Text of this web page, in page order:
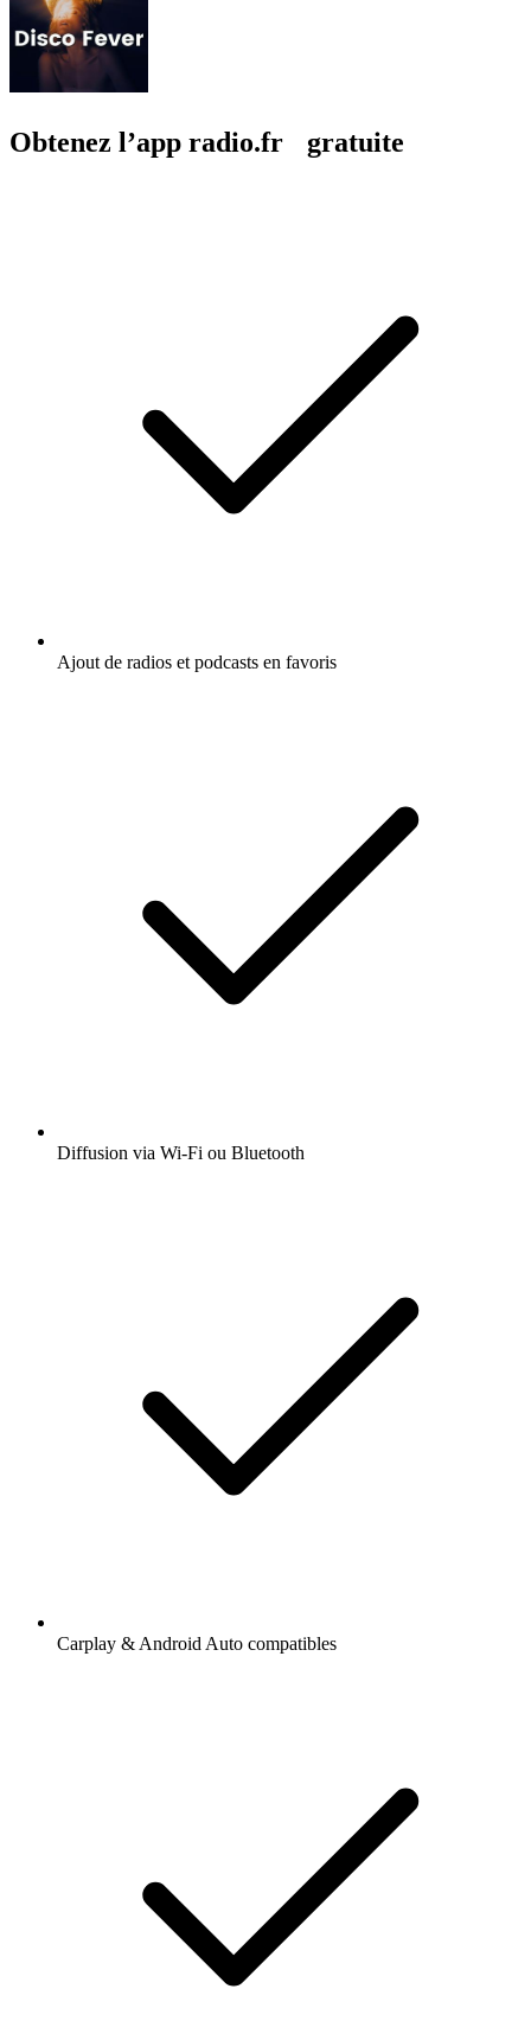
Obtenez l’app radio.fr gratuite
Ajout de radios et podcasts en favoris
Diffusion via Wi-Fi ou Bluetooth
Carplay & Android Auto compatibles